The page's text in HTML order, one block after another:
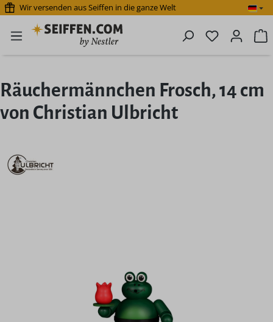
Zum Hauptinhalt springen
Wir versenden aus Seiffen in die ganze Welt
Du hast 0
Räuchermännchen Frosch, 14 cm
von Christian Ulbricht